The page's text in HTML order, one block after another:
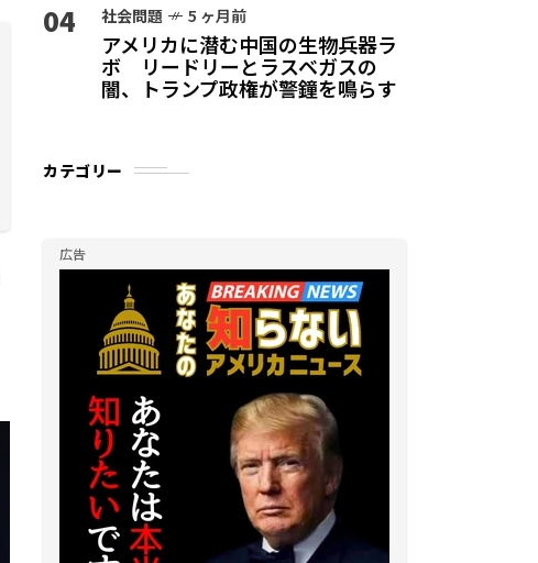
04 社会問題 5 ヶ月前
アメリカに潜む中国の生物兵器ラ
ボ リードリーとラスベガスの
闇、トランプ政権が警鐘を鳴らす
カテゴリー
広告